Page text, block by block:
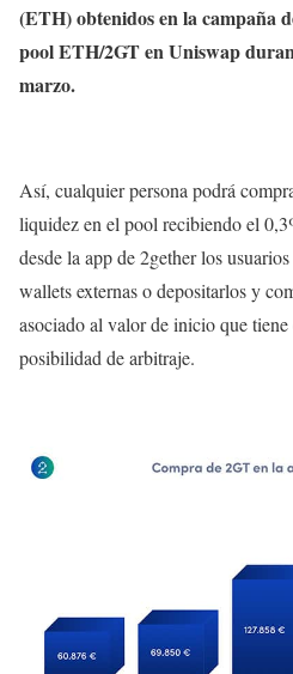
(ETH) obtenidos en la campaña
pool ETH/2GT en Uniswap
marzo.
Así, cualquier persona podrá
liquidez en el pool recibiendo el
desde la app de 2gether los
wallets externas o depositarlos y
asociado al valor de inicio que
posibilidad de arbitraje.